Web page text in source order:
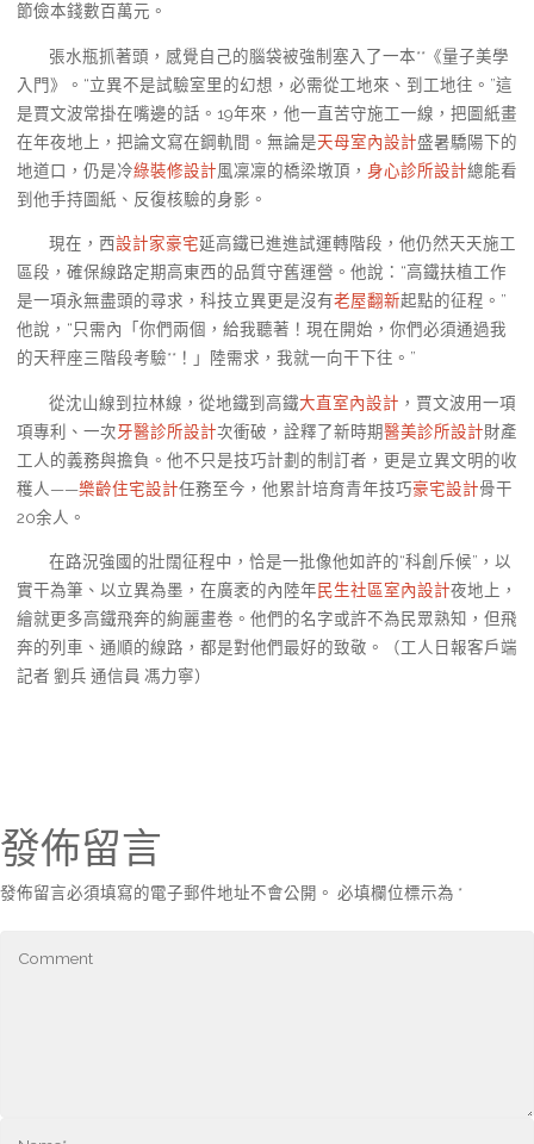
節儉本錢數百萬元。
張水瓶抓著頭，感覺自己的腦袋被強制塞入了一本**《量子美學
入門》。“立異不是試驗室里的幻想，必需從工地來、到工地往。”這
是賈文波常掛在嘴邊的話。19年來，他一直苦守施工一線，把圖紙畫
在年夜地上，把論文寫在鋼軌間。無論是天母室內設計盛暑驕陽下的
地道口，仍是冷綠裝修設計風凜凜的橋梁墩頂， 身心診所設計總能看
到他手持圖紙、反復核驗的身影。
現在，西設計家豪宅延高鐵已進進試運轉階段，他仍然天天施工
區段，確保線路定期高東西的品質守舊運營。他說：“高鐵扶植工作
是一項永無盡頭的尋求，科技立異更是沒有老屋翻新起點的征程。”
他說，“只需內「你們兩個，給我聽著！現在開始，你們必須通過我
的天秤座三階段考驗**！」陸需求，我就一向干下往。”
從沈山線到拉林線，從地鐵到高鐵大直室內設計 ，賈文波用一項
項專利、一次牙醫診所設計次衝破，詮釋了新時期醫美診所設計財產
工人的義務與擔負。他不只是技巧計劃的制訂者，更是立異文明的收
穫人——樂齡住宅設計任務至今，他累計培育青年技巧豪宅設計骨干
20余人。
在路況強國的壯闊征程中，恰是一批像他如許的“科創斥候”，以
實干為筆、以立異為墨，在廣袤的內陸年民生社區室內設計夜地上，
繪就更多高鐵飛奔的絢麗畫卷。他們的名字或許不為民眾熟知，但飛
奔的列車、通順的線路，都是對他們最好的致敬。（工人日報客戶端
記者 劉兵 通信員 馮力寧）
發佈留言
發佈留言必須填寫的電子郵件地址不會公開。 必填欄位標示為 *